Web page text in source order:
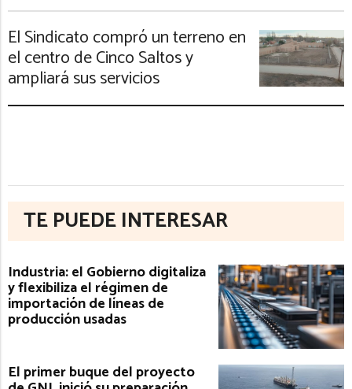
El Sindicato compró un terreno en
el centro de Cinco Saltos y
ampliará sus servicios
TE PUEDE INTERESAR
Industria: el Gobierno digitaliza
y flexibiliza el régimen de
importación de líneas de
producción usadas
El primer buque del proyecto